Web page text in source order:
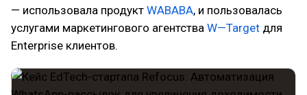
— использовала продукт WABABA, и пользовалась
услугами маркетингового агентства W—Target для
Enterprise клиентов.